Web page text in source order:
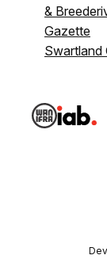
&
Gazette
Swartland